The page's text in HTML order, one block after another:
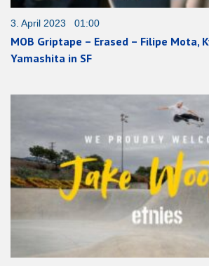
3. April 2023 01:00
MOB Griptape – Erased – Filipe Mota,
Yamashita in SF